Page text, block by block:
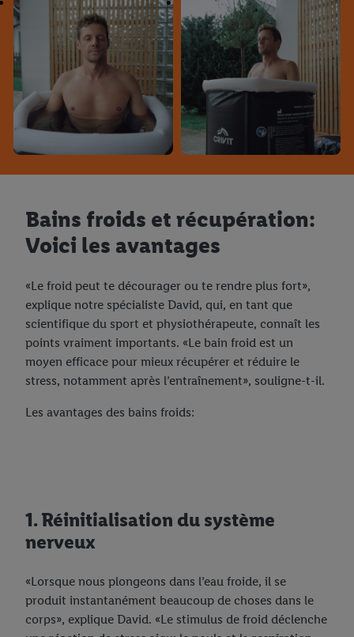
Bains froids et récupération:
Voici les avantages
«Le froid peut te décourager ou te rendre plus fort»,
explique notre spécialiste David, qui, en tant que
scientifique du sport et physiothérapeute, connaît les
points vraiment importants. «Le bain froid est un
moyen efficace pour mieux récupérer et réduire le
stress, notamment après l’entraînement», souligne-t-il.
Les avantages des bains froids:
1. Réinitialisation du système
nerveux
«Lorsque nous plongeons dans l’eau froide, il se
produit instantanément beaucoup de choses dans le
corps», explique David. «Le stimulus de froid déclenche